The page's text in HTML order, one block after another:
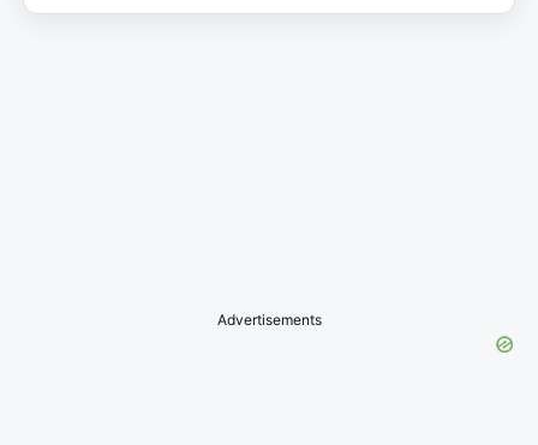
Advertisements